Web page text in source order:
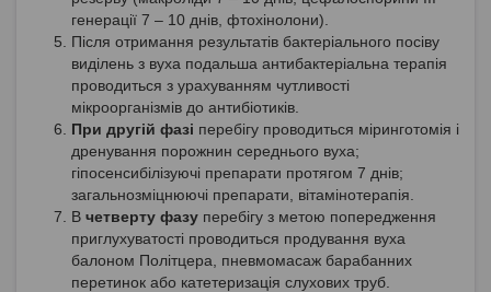
генерації 7 – 10 днів, фтохінолони).
Після отримання результатів бактеріального посіву
виділень з вуха подальша антибактеріальна терапія
проводиться з урахуванням чутливості
мікроорганізмів до антибіотиків.
При другій фазі перебігу проводиться міринготомія і
дренування порожнин середнього вуха;
гіпосенсибілізуючі препарати протягом 7 днів;
загальнозміцнюючі препарати, вітамінотерапія.
В четверту фазу перебігу з метою попередження
приглухуватості проводиться продування вуха
балоном Політцера, пневмомасаж барабанних
перетинок або катетеризація слухових труб.